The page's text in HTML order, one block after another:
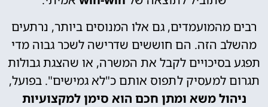
רבים מהמועמדים, גם אלו המנוסים ביותר, נרתעים
מהשלב הזה. הם חוששים שדרישה לשכר גבוה מדי
תפגע בסיכויים לקבל את המשרה, או שהצגת גבולות
תגרום למעסיק לתפוס אותם כ"לא גמישים". בפועל,
ניהול משא ומתן חכם הוא סימן למקצועיות